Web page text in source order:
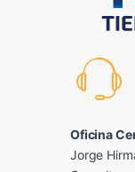
Oficina
Jorge